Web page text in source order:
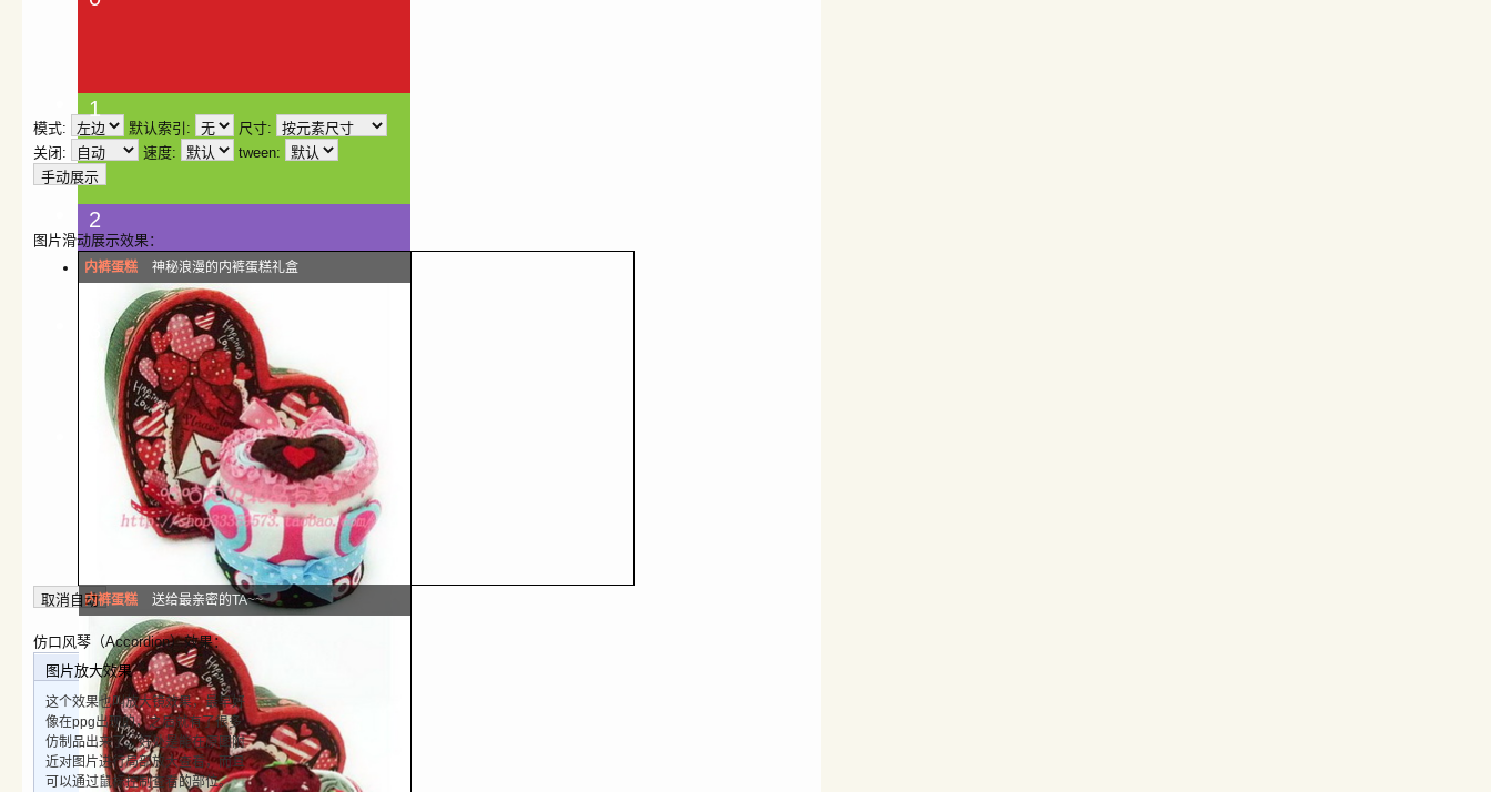
1
2
模式: 默认索引:
尺寸:
关闭:
速度: tween:
图片滑动展示效果：
内裤蛋糕 神秘浪漫的内裤蛋糕礼盒
内裤蛋糕 送给最亲密的TA~~
仿口风琴（Accordion）效果：
图片放大效果
这个效果也叫放大镜效果，最早好
像在ppg出现的，之后就有了很多
仿制品出来了。好处是能在原图附
近对图片进行局部放大查看，而且
可以通过鼠标控制查看的部位。